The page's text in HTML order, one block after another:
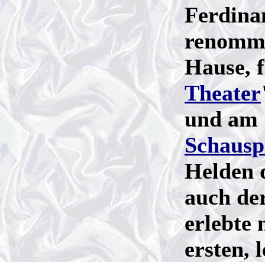
Hause,
Theater
und
Helden
auch
erlebte
ersten,